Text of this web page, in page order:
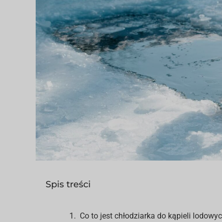
Spis treści
Co to jest chłodziarka do kąpieli